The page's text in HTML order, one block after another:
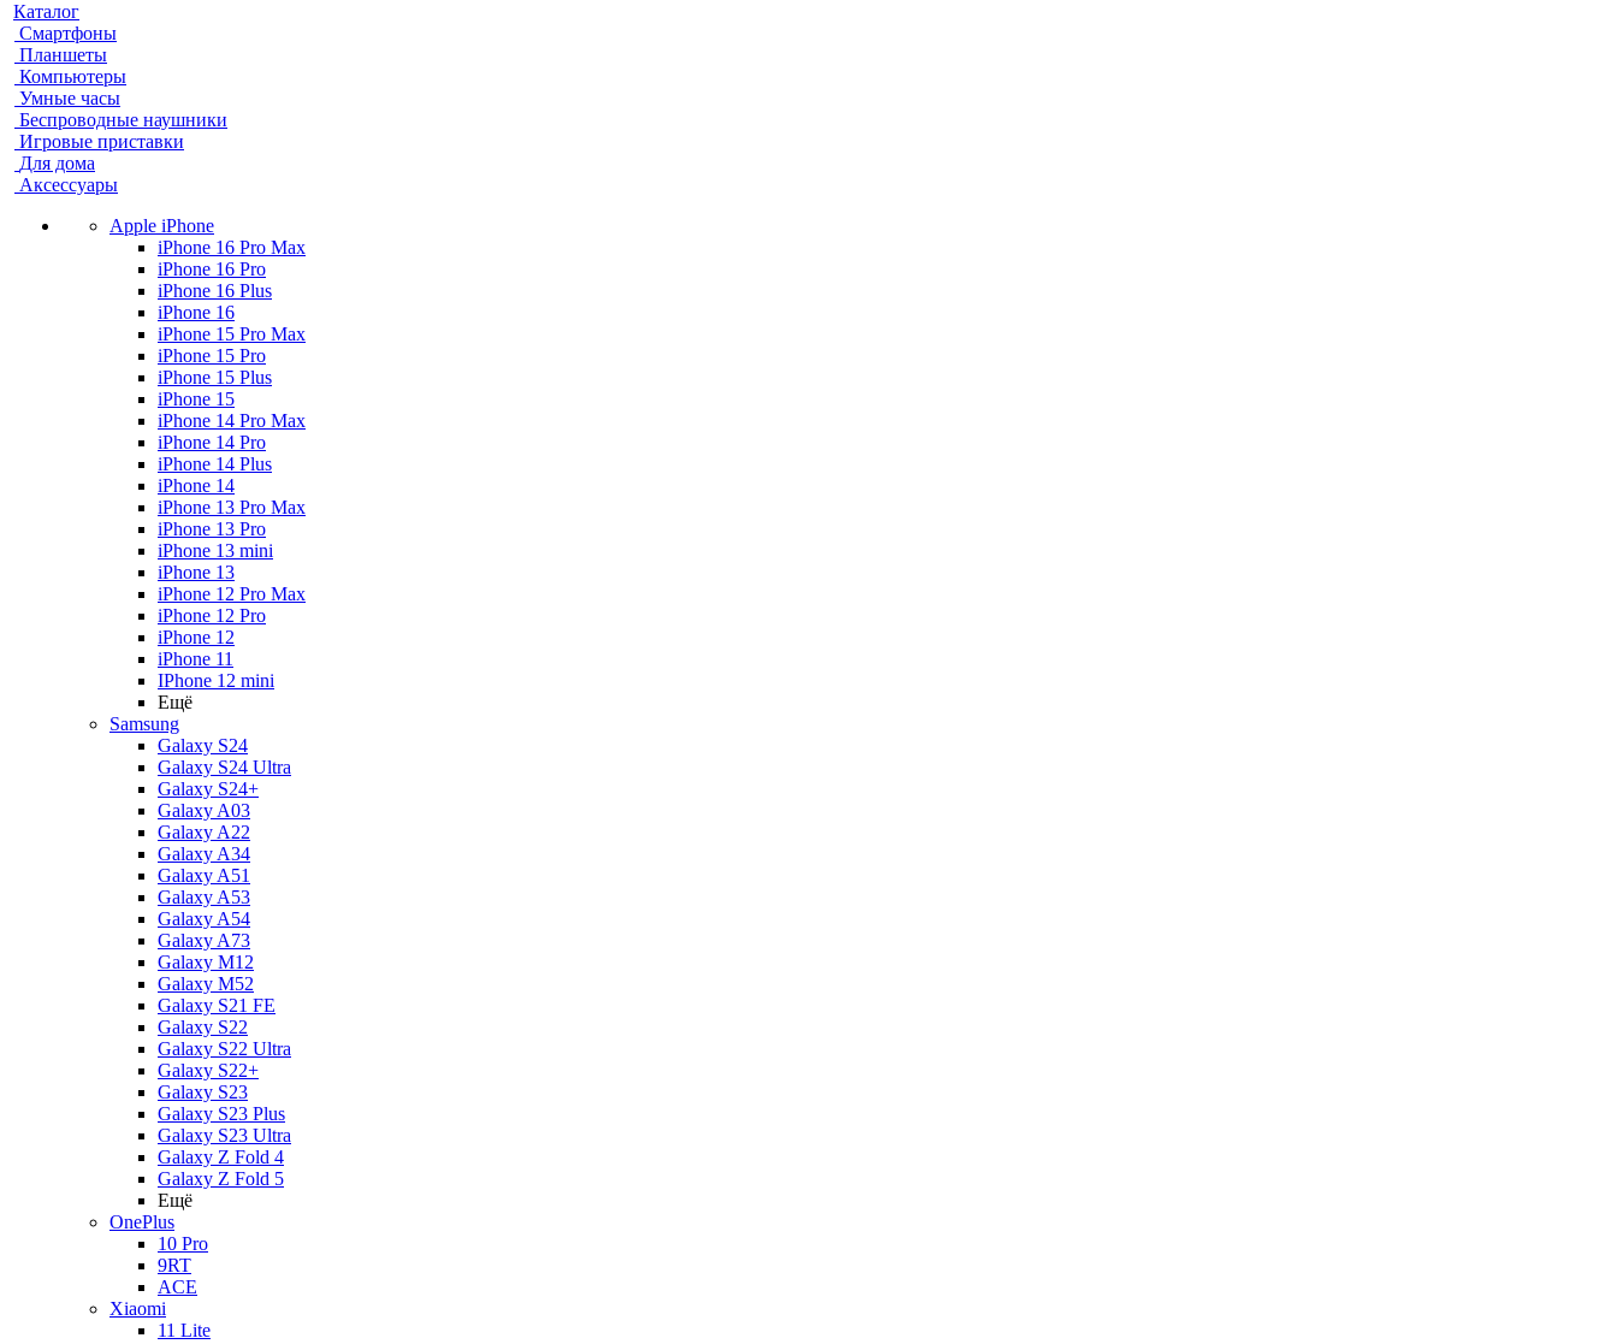
Каталог
Смартфоны
Планшеты
Компьютеры
Умные часы
Беспроводные наушники
Игровые приставки
Для дома
Аксессуары
Apple iPhone
iPhone 16 Pro Max
iPhone 16 Pro
iPhone 16 Plus
iPhone 16
iPhone 15 Pro Max
iPhone 15 Pro
iPhone 15 Plus
iPhone 15
iPhone 14 Pro Max
iPhone 14 Pro
iPhone 14 Plus
iPhone 14
iPhone 13 Pro Max
iPhone 13 Pro
iPhone 13 mini
iPhone 13
iPhone 12 Pro Max
iPhone 12 Pro
iPhone 12
iPhone 11
IPhone 12 mini
Ещё
Samsung
Galaxy S24
Galaxy S24 Ultra
Galaxy S24+
Galaxy A03
Galaxy A22
Galaxy A34
Galaxy A51
Galaxy A53
Galaxy A54
Galaxy A73
Galaxy M12
Galaxy M52
Galaxy S21 FE
Galaxy S22
Galaxy S22 Ultra
Galaxy S22+
Galaxy S23
Galaxy S23 Plus
Galaxy S23 Ultra
Galaxy Z Fold 4
Galaxy Z Fold 5
Ещё
OnePlus
10 Pro
9RT
ACE
Xiaomi
11 Lite